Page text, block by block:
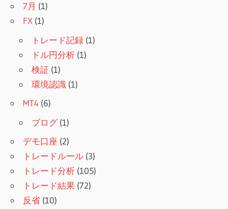
7月 (1)
FX (1)
トレード記録 (1)
ドル円分析 (1)
検証 (1)
環境認識 (1)
MT4 (6)
ブログ(1)
デモ口座 (2)
トレードルール (3)
トレード分析 (105)
トレード結果 (72)
反省 (10)